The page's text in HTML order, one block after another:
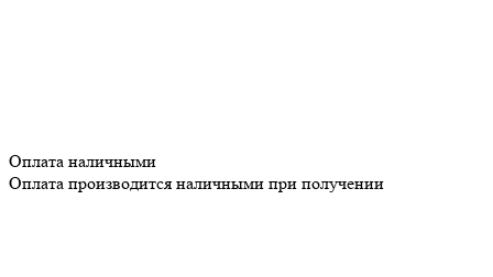
Оплата наличными
Оплата производится наличными при получении